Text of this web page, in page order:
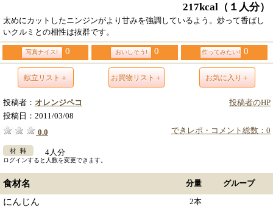
217kcal （１人分）
太めにカットしたニンジンがより甘みを強調しているよう。炒って香ばし
いクルミとの相性は抜群です。
写真ナイス! 0 おいしそう! 0 作ってみたい! 0
献立リスト＋ お買物リスト＋ お気に入り＋
投稿者のHP
投稿者： オレンジペコ
投稿日： 2011/03/08
できレポ・コメント総数：0
0.0
4人分
ログインすると人数を変更できます。
食材名 分量 グループ
にんじん 2本